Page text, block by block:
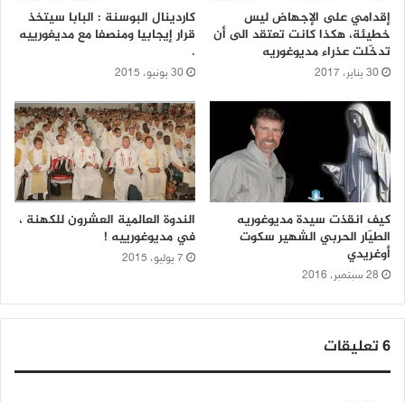
إقدامي على الإجهاض ليس
خطيئة، هكذا كانت تعتقد الى أن
تدخّلت عذراء مديوغوريه
30 يناير، 2017
كاردينال البوسنة : البابا سيتخذ
قرار إيجابيا ومنصفا مع مديغورييه
.
30 يونيو، 2015
كيف انقذت سيدة مديوغوريه
الطيّار الحربي الشهير سكوت
أوغريدي
28 سبتمبر، 2016
الندوة العالمية العشرون للكهنة ،
في مديوغورييه !
7 يوليو، 2015
‫6 تعليقات